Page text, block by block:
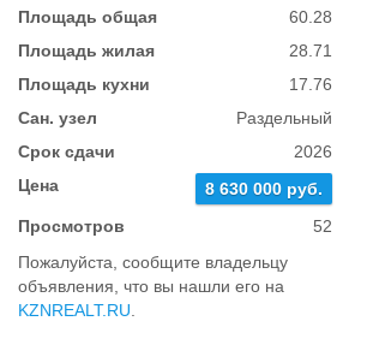
Площадь общая
60.28
Площадь жилая
28.71
Площадь кухни
17.76
Сан. узел
Раздельный
Срок сдачи
2026
Цена
8 630 000 руб.
Просмотров
52
Пожалуйста, сообщите владельцу
объявления, что вы нашли его на
KZNREALT.RU